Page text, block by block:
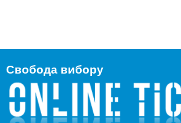
Свобода вибору